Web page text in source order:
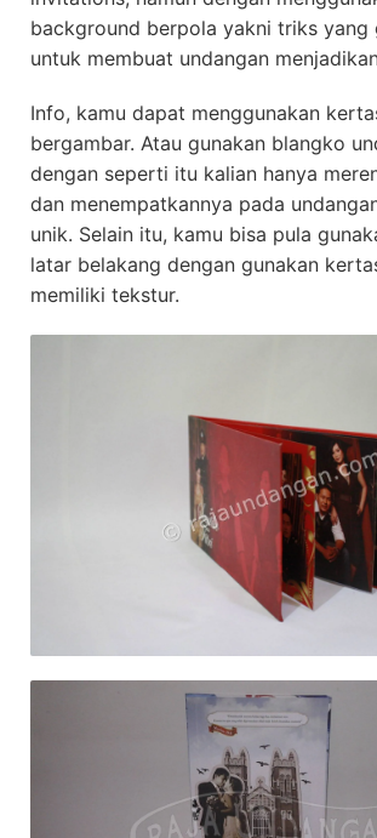
background berpola yakni triks yang
untuk membuat undangan
Info, kamu dapat menggunakan
bergambar. Atau gunakan blangko
dengan seperti itu kalian hanya
dan menempatkannya pada
unik. Selain itu, kamu bisa pula
latar belakang dengan gunakan
memiliki tekstur.